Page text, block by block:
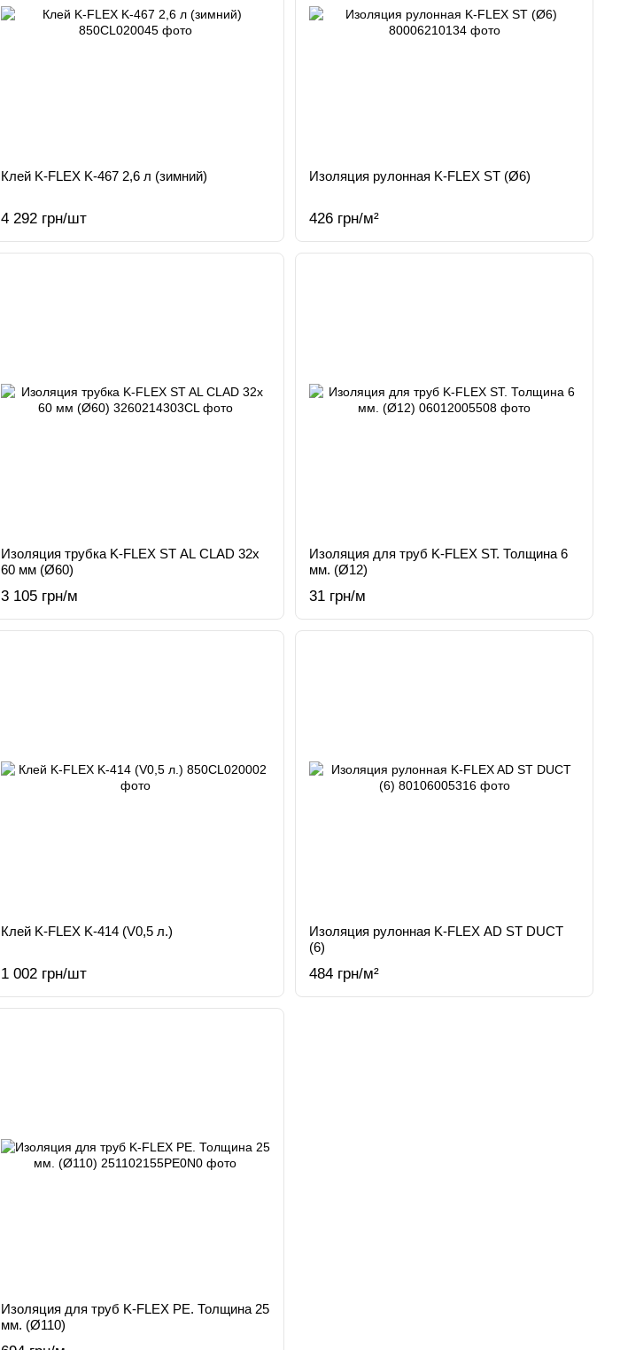
Клей K-FLEX K-467 2,6 л (зимний)
4 292 грн/шт
Изоляция рулонная K-FLEX ST (Ø6)
426 грн/м²
Изоляция трубка K-FLEX ST AL CLAD 32х
60 мм (Ø60)
3 105 грн/м
Изоляция для труб K-FLEX ST. Толщина 6
мм. (Ø12)
31 грн/м
Клей K-FLEX K-414 (V0,5 л.)
1 002 грн/шт
Изоляция рулонная K-FLEX AD ST DUCT
(6)
484 грн/м²
Изоляция для труб K-FLEX РЕ. Толщина 25
мм. (Ø110)